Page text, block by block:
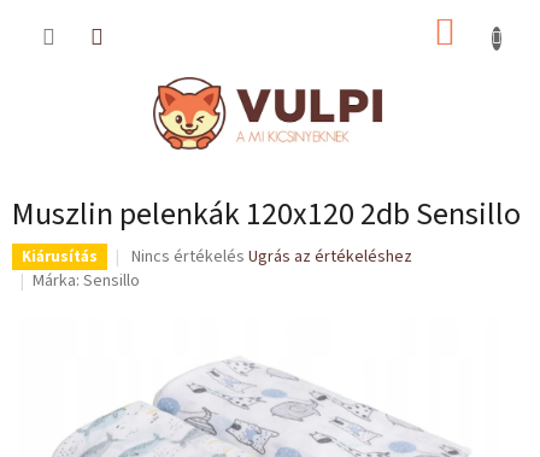
KOSÁR
Muszlin pelenkák 120x120 2db Sensillo
Kiárusítás
A
termék
csillag.
Nincs értékelés Ugrás az értékeléshez
Márka: Sensillo